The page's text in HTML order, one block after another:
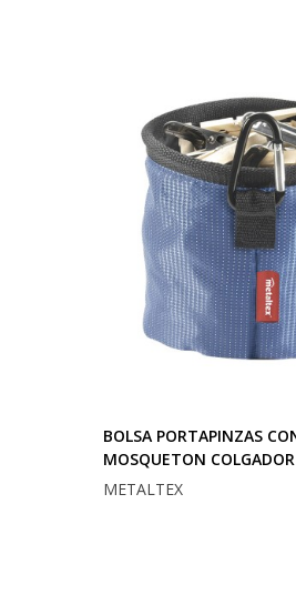
BOLSA PORTAPINZAS
MOSQUETON COLGADOR
METALTEX